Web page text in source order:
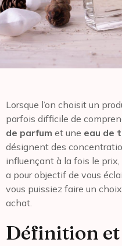
Lorsque l’on choisit un
parfois difficile de
de parfum et une eau de
désignent des
influençant à la fois le
a pour objectif de vous
vous puissiez faire un
achat.
Définition